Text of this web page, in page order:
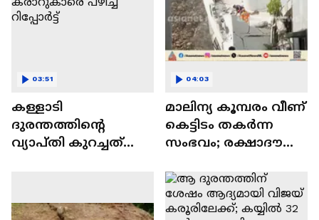
കള്ളാടി
ദുരന്തത്തിന്റെ
വ്യാപ്തി കുറച്ചത്
03:51
മാലിന്യ കൂമ്പരം വീണ്
കെട്ടിടം തകര്‍ന്ന
സംഭവം; രക്ഷാദൗത്യം
ദുഷ്കരം,
കണ്ടെത്താൻ 8 പേര്‍
04:03